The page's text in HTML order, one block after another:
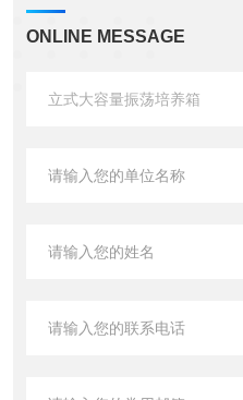
ONLINE MESSAGE